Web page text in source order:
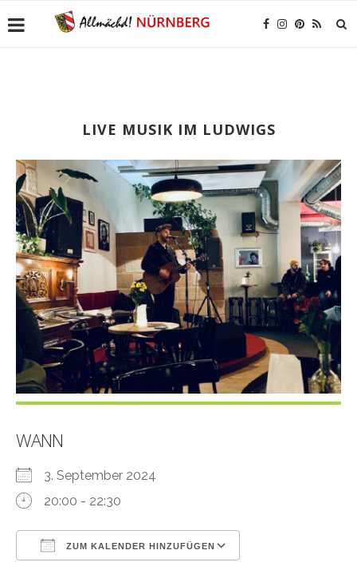
LIVE MUSIK IM LUDWIGS
WANN
3. September 2024
20:00 - 22:30
ZUM KALENDER HINZUFÜGEN